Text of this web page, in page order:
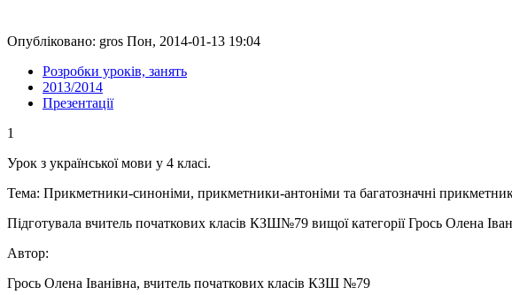
Опубліковано: gros Пон, 2014-01-13 19:04
Розробки уроків, занять
2013/2014
Презентації
1
Урок з української мови у 4 класі.
Тема: Прикметники-синоніми, прикметники-антоніми та багатозначні
Підготувала вчитель початкових класів КЗШ№79 вищої категорії Грось Олена
Автор:
Грось Олена Іванівна, вчитель початкових класів КЗШ №79